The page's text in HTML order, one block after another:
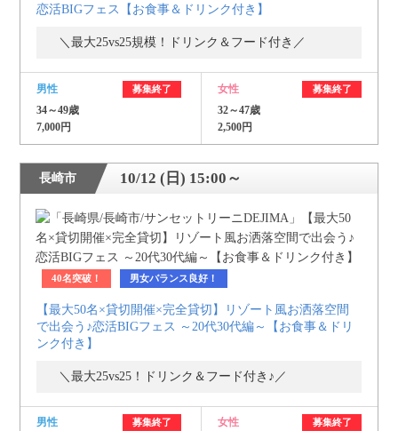
個人情報保護方針 launch
子どもの安全基準に関するポリシーlaunch
運営会社
PR
約1,300店の中から
プライバシーマークを
取得しております
恋活BIGフェス【お食事＆ドリンク付き】
＼最大25vs25規模！ドリンク＆フード付き／
男性 募集終了
34～49歳
7,000円
女性 募集終了
32～47歳
2,500円
長崎市 10/12 (日) 15:00～
40名突破！ 男女バランス良好！
【最大50名×貸切開催×完全貸切】リゾート風お洒落空間
で出会う♪恋活BIGフェス ～20代30代編～【お食事＆ドリ
ンク付き】
＼最大25vs25！ドリンク＆フード付き♪／
男性 募集終了 女性 募集終了